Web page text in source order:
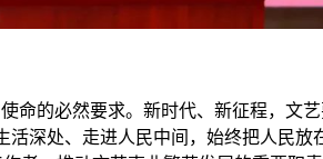
命的必然要求。新时代、新征程，文
深处、走进人民中间，始终把人民